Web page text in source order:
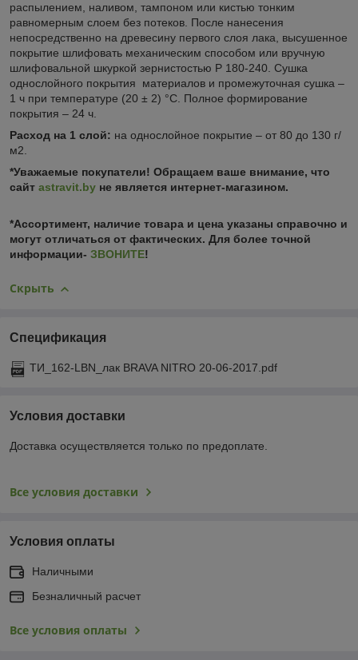
распылением, наливом, тампоном или кистью тонким
равномерным слоем без потеков. После нанесения
непосредственно на древесину первого слоя лака, высушенное
покрытие шлифовать механическим способом или вручную
шлифовальной шкуркой зернистостью Р 180-240. Сушка
однослойного покрытия материалов и промежуточная сушка –
1 ч при температуре (20 ± 2) °С. Полное формирование
покрытия – 24 ч.
Расход на 1 слой: на однослойное покрытие – от 80 до 130 г/
м2.
*Уважаемые покупатели! Обращаем ваше внимание, что
сайт astravit.by не является интернет-магазином.
*Ассортимент, наличие товара и цена указаны справочно и
могут отличаться от фактических. Для более точной
информации- ЗВОНИТЕ!
Скрыть
Спецификация
ТИ_162-LBN_лак BRAVA NITRO 20-06-2017.pdf
Условия доставки
Доставка осуществляется только по предоплате.
Все условия доставки
Условия оплаты
Наличными
Безналичный расчет
Все условия оплаты